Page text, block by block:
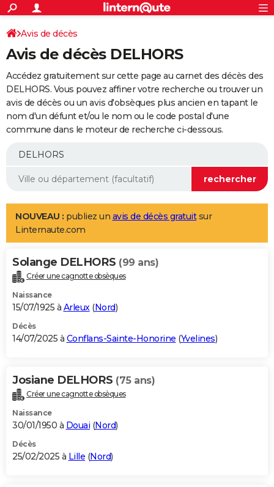
ACTUALITÉS
Politique
Société
Faits Divers
Education
Monde
Villes
+
SPORT
Coupe du monde 2026
Football
Tennis
Cyclisme
Rugby
Forum
Programme TV
TNT
Streaming
Cinéma
Sorties cinéma
Musique
+
FINANCE
Retraite
Epargne
Immobilier
Risques naturels par ville
Banque
Assurance
AUTO
Essais
Réserver un essai
Citadines
Berlines
SUV
Forum auto
+
Mobiles
Meilleur smartphone
Internet
Ordinateurs
Jeux vidéo
Guide high-tech
Aménagement intérieur
LIFESTYLE
Art de vivre
Bien-être
Loisirs
Mode
Modes de vie
Alimentation
Guide de la santé
Maladies
Médicaments
Sommeil
VOYAGE
Destinations
City break
Voyage nature
Voyage de noces
Forum
Climat
+PHOTO
GUIDES D'ACHAT
BONS PLANS
Carte de Noël
Carte Bonne année
Carte Saint-Valentin
Carte Pâques
Carte d'anniversaire
DICTIONNAIRE
Dictionnaire
Biographies
Citations
Expressions
Proverbes
PROGRAMME TV
S'inscrire
Se connecter
Lycées
Collèges
Primaires
Universités
Entreprises
Service militaire
Avis de recherche
AVIS DE DÉCÈS
Avis de décès
Avis de décès DELHORS
Accédez gratuitement sur cette page au carnet des décès des
DELHORS. Vous pouvez affiner votre recherche ou trouver un
avis de décès ou un avis d'obsèques plus ancien en tapant le
nom d'un défunt et/ou le nom ou le code postal d'une
commune dans le moteur de recherche ci-dessous.
NOUVEAU : publiez un avis de décès gratuitsur
Linternaute.com
Solange DELHORS (99 ans)
Créer une cagnotte obsèques
Naissance
15/07/1925 à Arleux(Nord)
Décès
14/07/2025 à Conflans-Sainte-Honorine (Yvelines)
Josiane DELHORS (75 ans)
Créer une cagnotte obsèques
Naissance
30/01/1950 à Douai (Nord)
Décès
25/02/2025 à Lille (Nord)